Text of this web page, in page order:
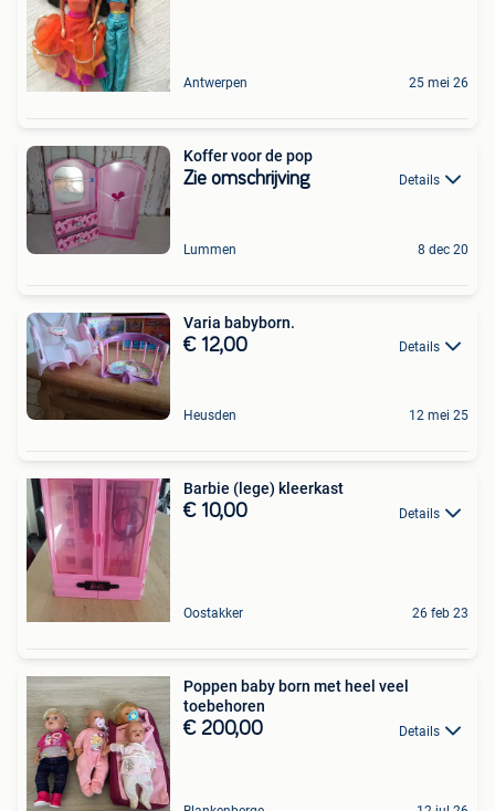
Antwerpen 25 mei 26
Koffer voor de pop
Zie omschrijving Details
Lummen 8 dec 20
Varia babyborn.
€ 12,00 Details
Heusden 12 mei 25
Barbie (lege) kleerkast
€ 10,00 Details
Oostakker 26 feb 23
Poppen baby born met heel veel
toebehoren
€ 200,00 Details